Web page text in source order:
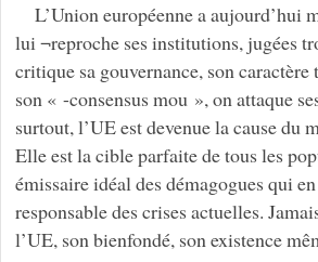
L’Union européenne a aujourd’hui
lui ¬reproche ses institutions, jugées
critique sa gouvernance, son
son « -consensus mou », on attaque
surtout, l’UE est devenue la cause du
Elle est la cible parfaite de tous les
émissaire idéal des démagogues qui
responsable des crises actuelles.
l’UE, son bienfondé, son existence